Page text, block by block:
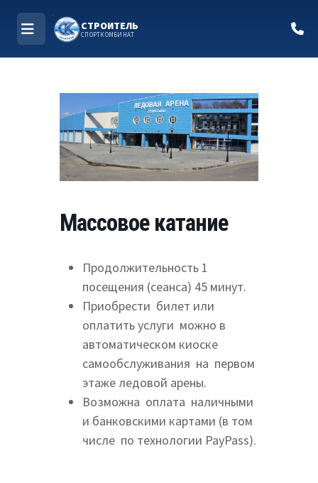
МЕНЮ
СТРОИТЕЛЬ
СПОРТКОМБИНАТ
Массовое катание
Продолжительность 1
посещения (сеанса) 45 минут.
Приобрести билет или
оплатить услуги можно в
автоматическом киоске
самообслуживания на первом
этаже ледовой арены.
Возможна оплата наличными
и банковскими картами (в том
числе по технологии PayPass).